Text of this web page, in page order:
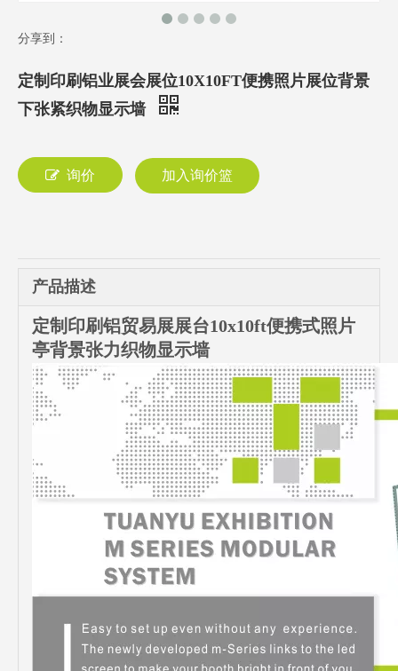
分享到：
定制印刷铝业展会展位10X10FT便携照片展位背景
下张紧织物显示墙
询价 加入询价篮
产品描述
定制印刷铝贸易展展台10x10ft便携式照片
亭背景张力织物显示墙